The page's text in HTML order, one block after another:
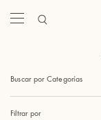
Buscar por Categorías
Filtrar por